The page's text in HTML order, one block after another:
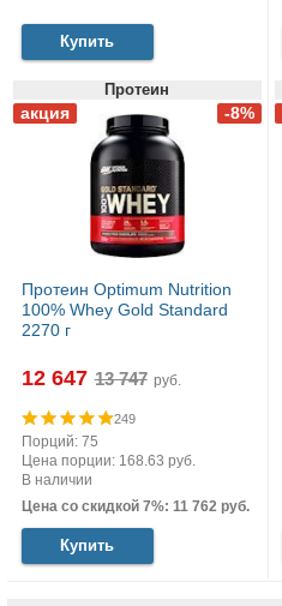
Купить
Протеин
Протеин Optimum Nutrition
100% Whey Gold Standard
2270 г
12 647 руб.
249
Порций: 75
Цена порции: 168.63 руб.
В наличии
Цена со скидкой 7%: 11 762 руб.
Купить